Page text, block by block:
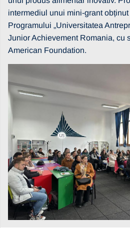
intermediul unui mini-grant
Programului „Universitatea
Junior Achievement Romania, cu
American Foundation.